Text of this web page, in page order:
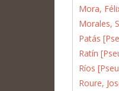
Mora,
Morales,
Patás
Ratín
Ríos
Roure,